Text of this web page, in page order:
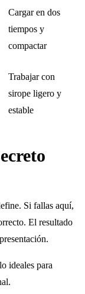
Cargar en dos
tiempos y
compactar
Trabajar con
sirope ligero y
estable
Si fallas aquí,
El resultado